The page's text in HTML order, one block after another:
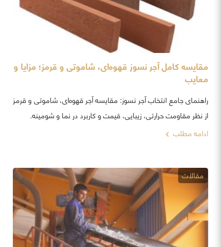
مقایسه کامل آجر نسوز قهوه‌ای، شاموتی و قرمز؛ مزایا و
معایب
راهنمای جامع انتخاب آجر نسوز: مقایسه آجر قهوه‌ای، شاموتی و قرمز
از نظر مقاومت حرارتی، زیبایی، قیمت و کاربرد در نما و شومینه.
ادامه مطلب
مقالات